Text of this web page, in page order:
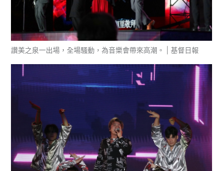
讚美之泉一出場，全場騷動，為音樂會帶來高潮。 | 基督日報